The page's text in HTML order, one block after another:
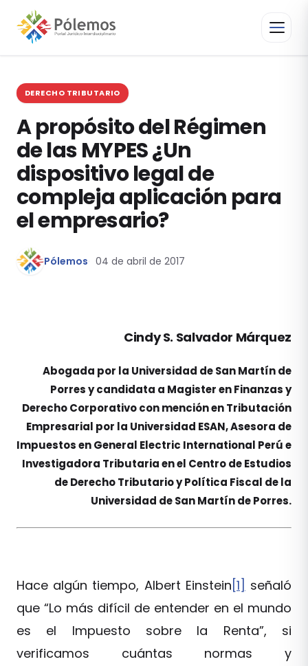
DERECHO TRIBUTARIO
A propósito del Régimen
de las MYPES ¿Un
dispositivo legal de
compleja aplicación para
el empresario?
Pólemos 04 de abril de 2017
Cindy S. Salvador Márquez
Abogada por la Universidad de San Martín de
Porres y candidata a Magister en Finanzas y
Derecho Corporativo con mención en Tributación
Empresarial por la Universidad ESAN, Asesora de
Impuestos en General Electric International Perú e
Investigadora Tributaria en el Centro de Estudios
de Derecho Tributario y Política Fiscal de la
Universidad de San Martín de Porres.
Hace algún tiempo, Albert Einstein [1] señaló
que “Lo más difícil de entender en el mundo
es el Impuesto sobre la Renta”, si
verificamos cuántas normas y